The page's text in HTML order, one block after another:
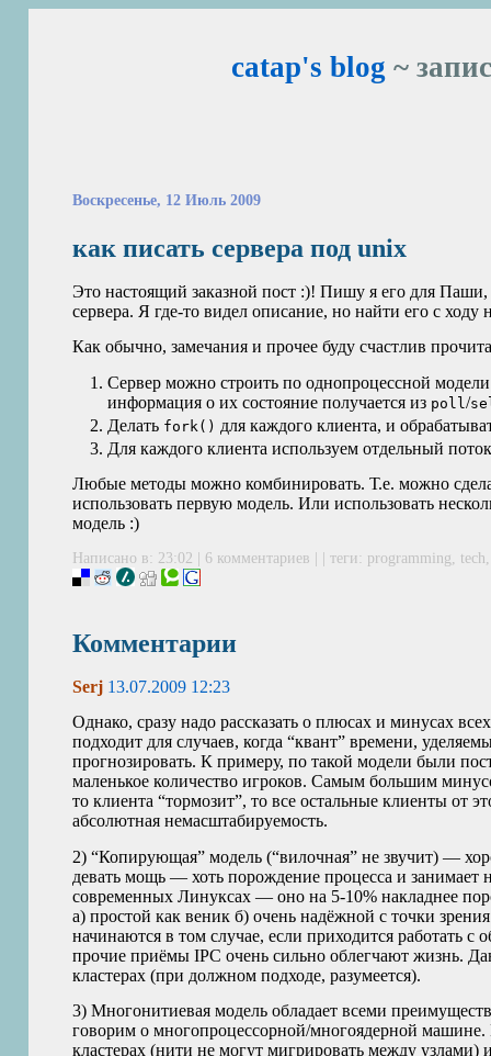
catap's blog ~
Воскресенье, 12 Июль 2009
как писать сервера под unix
Это настоящий заказной пост :)! Пишу я его для
сервера. Я где-то видел описание, но найти его с ходу
Как обычно, замечания и прочее буду счастлив
Сервер можно строить по однопроцессной
информация о их состояние получается из poll/
Делать fork() для каждого клиента, и
Для каждого клиента используем отдельный
Любые методы можно комбинировать. Т.е. можно
использовать первую модель. Или использовать
модель :)
Написано в: 23:02 | 6 комментариев | | теги: programming, tech
Комментарии
Serj 13.07.2009 12:23
Однако, сразу надо рассказать о плюсах и минусах
подходит для случаев, когда “квант” времени,
прогнозировать. К примеру, по такой модели были
маленькое количество игроков. Самым большим
то клиента “тормозит”, то все остальные клиенты от
абсолютная немасштабируемость.
2) “Копирующая” модель (“вилочная” не звучит) —
девать мощь — хоть порождение процесса и занимает
современных Линуксах — оно на 5-10% накладнее
а) простой как веник б) очень надёжной с точки
начинаются в том случае, если приходится
прочие приёмыIPC очень сильно облегчают жизнь.
кластерах (при должном подходе, разумеется).
3) Многонитиевая модель обладает всеми
говорим о многопроцессорной/многоядерной
кластерах (нити не могут мигрировать между узлами)